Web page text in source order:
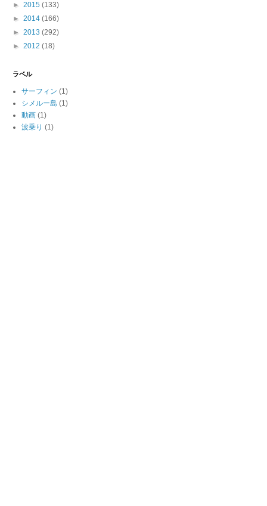
► 2015 (133)
► 2014 (166)
► 2013 (292)
► 2012 (18)
ラベル
サーフィン (1)
シメルー島 (1)
動画 (1)
波乗り (1)